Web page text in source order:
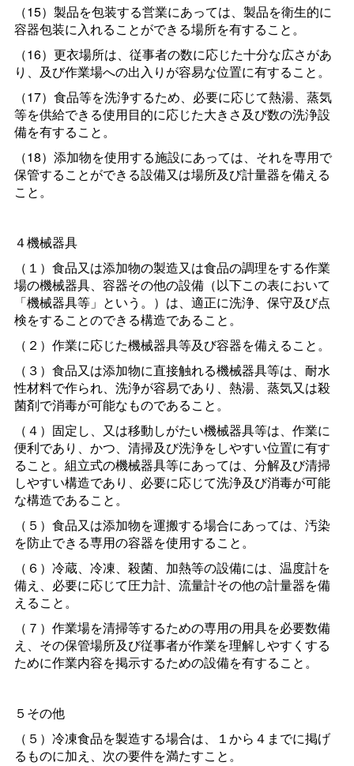
（15）製品を包装する営業にあっては、製品を衛生的に
容器包装に入れることができる場所を有すること。
（16）更衣場所は、従事者の数に応じた十分な広さがあ
り、及び作業場への出入りが容易な位置に有すること。
（17）食品等を洗浄するため、必要に応じて熱湯、蒸気
等を供給できる使用目的に応じた大きさ及び数の洗浄設
備を有すること。
（18）添加物を使用する施設にあっては、それを専用で
保管することができる設備又は場所及び計量器を備える
こと。
４機械器具
（１）食品又は添加物の製造又は食品の調理をする作業
場の機械器具、容器その他の設備（以下この表において
「機械器具等」という。）は、適正に洗浄、保守及び点
検をすることのできる構造であること。
（２）作業に応じた機械器具等及び容器を備えること。
（３）食品又は添加物に直接触れる機械器具等は、耐水
性材料で作られ、洗浄が容易であり、熱湯、蒸気又は殺
菌剤で消毒が可能なものであること。
（４）固定し、又は移動しがたい機械器具等は、作業に
便利であり、かつ、清掃及び洗浄をしやすい位置に有す
ること。組立式の機械器具等にあっては、分解及び清掃
しやすい構造であり、必要に応じて洗浄及び消毒が可能
な構造であること。
（５）食品又は添加物を運搬する場合にあっては、汚染
を防止できる専用の容器を使用すること。
（６）冷蔵、冷凍、殺菌、加熱等の設備には、温度計を
備え、必要に応じて圧力計、流量計その他の計量器を備
えること。
（７）作業場を清掃等するための専用の用具を必要数備
え、その保管場所及び従事者が作業を理解しやすくする
ために作業内容を掲示するための設備を有すること。
５その他
（５）冷凍食品を製造する場合は、１から４までに掲げ
るものに加え、次の要件を満たすこと。